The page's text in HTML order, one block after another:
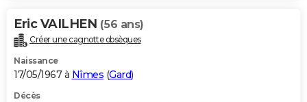
Carte de Noël
Carte Bonne année
Carte Saint-Valentin
Carte Pâques
Carte d'anniversaire
DICTIONNAIRE
Dictionnaire
Biographies
Citations
Expressions
Proverbes
PROGRAMME TV
Eric VAILHEN (56 ans)
Créer une cagnotte obsèques
Naissance
17/05/1967 à Nîmes (Gard)
Décès